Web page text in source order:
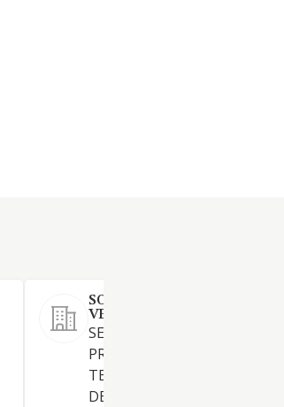
SOREL INVESTMENTS &
VENTURES SL
SERVICIOS DE TELEMATICA Y
PROMOCION DE NUEVAS
TECNOLOGIAS EN LOS
DE CONSULTORIA DE